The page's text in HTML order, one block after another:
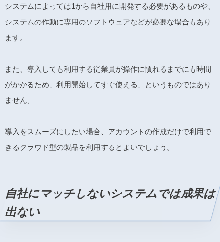
システムによっては1から自社用に開発する必要があるものや、
システムの作動に専用のソフトウェアなどが必要な場合もあり
ます。
また、導入しても利用する従業員が操作に慣れるまでにも時間
がかかるため、利用開始してすぐ使える、というものではあり
ません。
導入をスムーズにしたい場合、アカウントの作成だけで利用で
きるクラウド型の製品を利用するとよいでしょう。
自社にマッチしないシステムでは成果は
出ない